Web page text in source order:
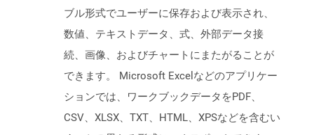
ブル形式でユーザーに保存および表示され、
数値、テキストデータ、式、外部データ接
続、画像、およびチャートにまたがることが
できます。 Microsoft Excelなどのアプリケー
ションでは、ワークブックデータをPDF、
CSV、XLSX、TXT、HTML、XPSなどを含むい